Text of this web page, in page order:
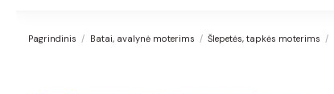
Pagrindinis Batai, avalynė moterims Šlepetės, tapkės moterims